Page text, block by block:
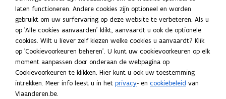
HR-systemen
Tools
Salarissimulator
Selfservice Vlimpers
OraFin
laten functioneren. Andere cookies zijn optioneel en worden
gebruikt om uw surfervaring op deze website te verbeteren. Als u
op 'Alle cookies aanvaarden' klikt, aanvaardt u ook de optionele
cookies. Wilt u liever zelf kiezen welke cookies u aanvaardt? Klik
op 'Cookievoorkeuren beheren'. U kunt uw cookievoorkeuren op elk
moment aanpassen door onderaan de webpagina op
Cookievoorkeuren te klikken. Hier kunt u ook uw toestemming
intrekken. Meer info leest u in het privacy- en cookiebeleid van
Vlaanderen.be.